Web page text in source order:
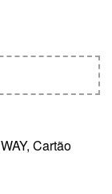
Cartão